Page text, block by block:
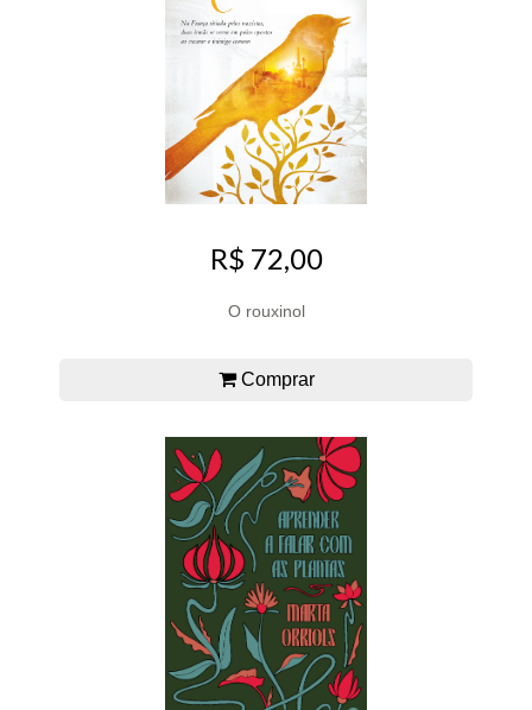
R$ 72,00
O rouxinol
Comprar